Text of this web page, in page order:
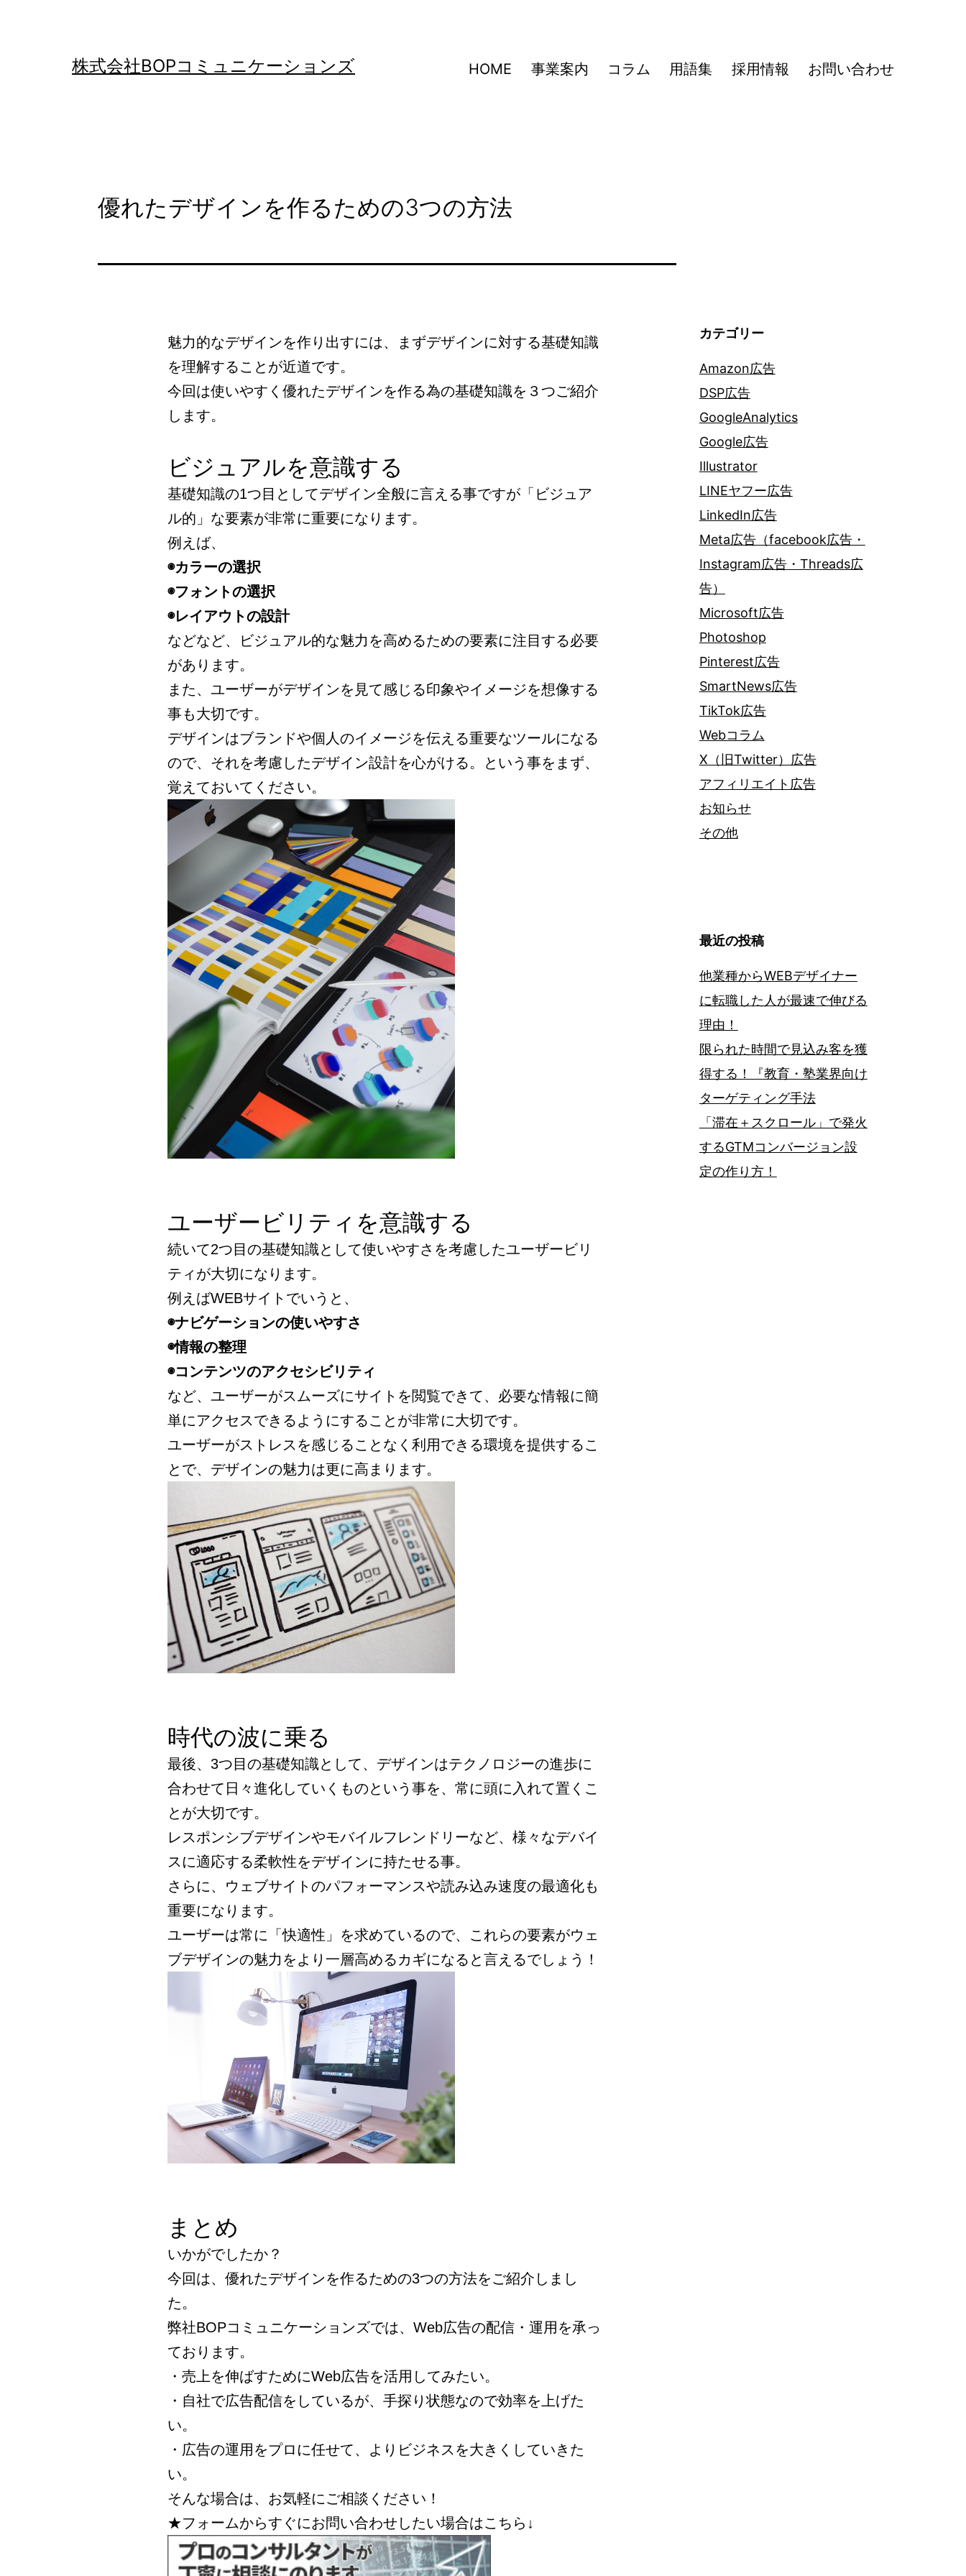
株式会社BOPコミュニケーションズ HOME 事業案内 コラム 用語集 採用情報 お問い合わせ
優れたデザインを作るための3つの方法
魅力的なデザインを作り出すには、まずデザインに対する基礎知識
を理解することが近道です。
今回は使いやすく優れたデザインを作る為の基礎知識を３つご紹介
します。
ビジュアルを意識する
基礎知識の1つ目としてデザイン全般に言える事ですが「ビジュア
ル的」な要素が非常に重要になります。
例えば、
◉カラーの選択
◉フォントの選択
◉レイアウトの設計
などなど、ビジュアル的な魅力を高めるための要素に注目する必要
があります。
また、ユーザーがデザインを見て感じる印象やイメージを想像する
事も大切です。
デザインはブランドや個人のイメージを伝える重要なツールになる
ので、それを考慮したデザイン設計を心がける。という事をまず、
覚えておいてください。
ユーザービリティを意識する
続いて2つ目の基礎知識として使いやすさを考慮したユーザービリ
ティが大切になります。
例えばWEBサイトでいうと、
◉ナビゲーションの使いやすさ
◉情報の整理
◉コンテンツのアクセシビリティ
など、ユーザーがスムーズにサイトを閲覧できて、必要な情報に簡
単にアクセスできるようにすることが非常に大切です。
ユーザーがストレスを感じることなく利用できる環境を提供するこ
とで、デザインの魅力は更に高まります。
時代の波に乗る
最後、3つ目の基礎知識として、デザインはテクノロジーの進歩に
合わせて日々進化していくものという事を、常に頭に入れて置くこ
とが大切です。
レスポンシブデザインやモバイルフレンドリーなど、様々なデバイ
スに適応する柔軟性をデザインに持たせる事。
さらに、ウェブサイトのパフォーマンスや読み込み速度の最適化も
重要になります。
ユーザーは常に「快適性」を求めているので、これらの要素がウェ
ブデザインの魅力をより一層高めるカギになると言えるでしょう！
まとめ
いかがでしたか？
今回は、優れたデザインを作るための3つの方法をご紹介しまし
た。
弊社BOPコミュニケーションズでは、Web広告の配信・運用を承っ
ております。
・売上を伸ばすためにWeb広告を活用してみたい。
・自社で広告配信をしているが、手探り状態なので効率を上げた
い。
・広告の運用をプロに任せて、よりビジネスを大きくしていきた
い。
そんな場合は、お気軽にご相談ください！
★フォームからすぐにお問い合わせしたい場合はこちら↓
カテゴリー
Amazon広告
DSP広告
GoogleAnalytics
Google広告
Illustrator
LINEヤフー広告
LinkedIn広告
Meta広告（facebook広告・
Instagram広告・Threads広
告）
Microsoft広告
Photoshop
Pinterest広告
SmartNews広告
TikTok広告
Webコラム
X（旧Twitter）広告
アフィリエイト広告
お知らせ
その他
最近の投稿
他業種からWEBデザイナー
に転職した人が最速で伸びる
理由！
限られた時間で見込み客を獲
得する！『教育・塾業界向け
ターゲティング手法
「滞在＋スクロール」で発火
するGTMコンバージョン設
定の作り方！